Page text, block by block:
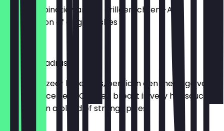
-Een combinatie van alle grillgerechten -A
combination of all grill dishes
Chicken Madras
-Kipfilet in zeer hete saus, bereid in een melange van
sterke specerijen -Chicken breast in very hot sauce,
prepared in a blend of strong spices
€ 19,50